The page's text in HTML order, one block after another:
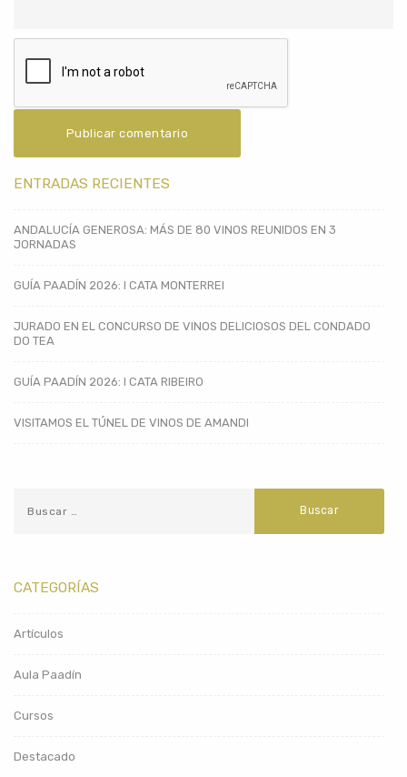
ENTRADAS RECIENTES
ANDALUCÍA GENEROSA: MÁS DE 80 VINOS REUNIDOS EN 3
JORNADAS
GUÍA PAADÍN 2026: I CATA MONTERREI
JURADO EN EL CONCURSO DE VINOS DELICIOSOS DEL CONDADO
DO TEA
GUÍA PAADÍN 2026: I CATA RIBEIRO
VISITAMOS EL TÚNEL DE VINOS DE AMANDI
CATEGORÍAS
Artículos
Aula Paadín
Cursos
Destacado